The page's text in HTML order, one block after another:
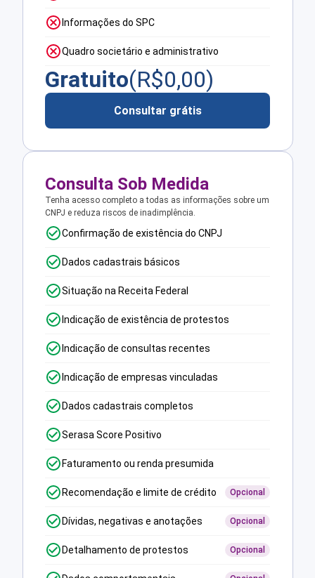
Informações do SPC
Quadro societário e administrativo
Gratuito(R$0,00)
Consultar grátis
Consulta Sob Medida
Tenha acesso completo a todas as informações sobre um
CNPJ e reduza riscos de inadimplência.
Confirmação de existência do CNPJ
Dados cadastrais básicos
Situação na Receita Federal
Indicação de existência de protestos
Indicação de consultas recentes
Indicação de empresas vinculadas
Dados cadastrais completos
Serasa Score Positivo
Faturamento ou renda presumida
Recomendação e limite de crédito Opcional
Dívidas, negativas e anotações Opcional
Detalhamento de protestos Opcional